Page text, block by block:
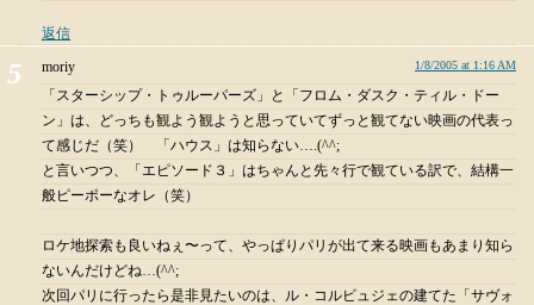
返信
moriy
1/8/2005 at 1:16 AM
「スターシップ・トゥルーパーズ」と「フロム・ダスク・ティル・ドー
ン」は、どっちも観よう観ようと思っていてずっと観てない映画の代表っ
て感じだ（笑） 「ハウス」は知らない….(^^;
と言いつつ、「エピソード３」はちゃんと先々行で観ている訳で、結構一
般ピーポーなオレ（笑）
ロケ地探索も良いねぇ〜って、やっぱりパリが出て来る映画もあまり知ら
ないんだけどね…(^^;
次回パリに行ったら是非見たいのは、ル・コルビュジェの建てた「サヴォ